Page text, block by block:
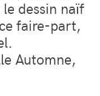
dessin naïf
faire-part,
Automne,